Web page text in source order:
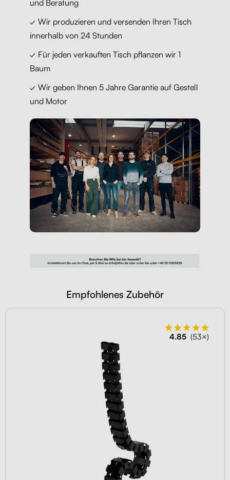
und Beratung
✓ Wir produzieren und versenden Ihren Tisch
innerhalb von 24 Stunden
✓ Für jeden verkauften Tisch pflanzen wir 1
Baum
✓ Wir geben Ihnen 5 Jahre Garantie auf Gestell
und Motor
Empfohlenes Zubehör
4.85 (53×)